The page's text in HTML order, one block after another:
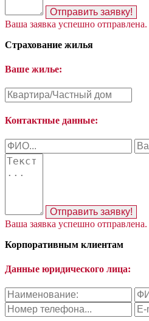
Отправить заявку!
Ваша заявка успешно отправлена.
Страхование жилья
Ваше жилье:
Контактные данные:
Отправить заявку!
Ваша заявка успешно отправлена.
Корпоративным клиентам
Данные юридического лица: